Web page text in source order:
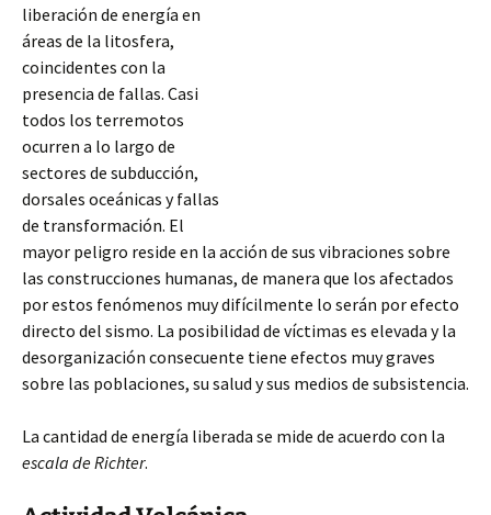
liberación de energía en
áreas de la litosfera,
coincidentes con la
presencia de fallas. Casi
todos los terremotos
ocurren a lo largo de
sectores de subducción,
dorsales oceánicas y fallas
de transformación. El
mayor peligro reside en la acción de sus vibraciones sobre
las construcciones humanas, de manera que los afectados
por estos fenómenos muy difícilmente lo serán por efecto
directo del sismo. La posibilidad de víctimas es elevada y la
desorganización consecuente tiene efectos muy graves
sobre las poblaciones, su salud y sus medios de subsistencia.
La cantidad de energía liberada se mide de acuerdo con la
escala de Richter.